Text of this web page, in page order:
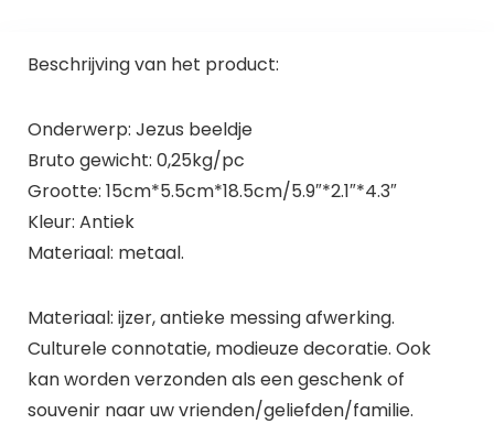
Beschrijving van het product:
Onderwerp: Jezus beeldje
Bruto gewicht: 0,25kg/pc
Grootte: 15cm*5.5cm*18.5cm/5.9″*2.1″*4.3″
Kleur: Antiek
Materiaal: metaal.
Materiaal: ijzer, antieke messing afwerking.
Culturele connotatie, modieuze decoratie. Ook
kan worden verzonden als een geschenk of
souvenir naar uw vrienden/geliefden/familie.